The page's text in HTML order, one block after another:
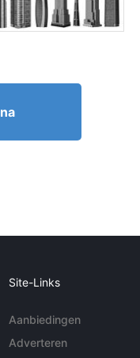
Site-Links
Aanbiedingen
Adverteren